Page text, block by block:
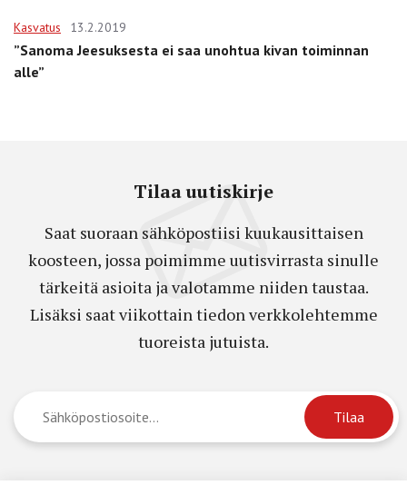
Kasvatus 13.2.2019
”Sanoma Jeesuksesta ei saa unohtua kivan toiminnan
alle”
Tilaa uutiskirje
Saat suoraan sähköpostiisi kuukausittaisen
koosteen, jossa poimimme uutisvirrasta sinulle
tärkeitä asioita ja valotamme niiden taustaa.
Lisäksi saat viikottain tiedon verkkolehtemme
tuoreista jutuista.